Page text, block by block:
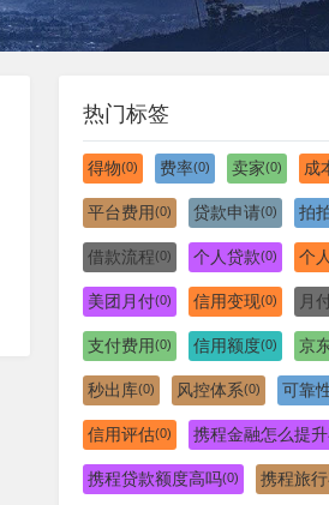
热门标签
得物(0) 费率(0) 卖家(0) 成
平台费用(0) 贷款申请(0) 拍
借款流程(0) 个人贷款(0) 个
美团月付(0) 信用变现(0) 月
支付费用(0) 信用额度(0) 京
秒出库(0) 风控体系(0) 可靠
信用评估(0) 携程金融怎么提
携程贷款额度高吗(0) 携程旅